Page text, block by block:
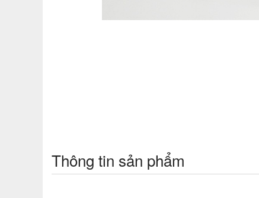
Thông tin sản phẩm